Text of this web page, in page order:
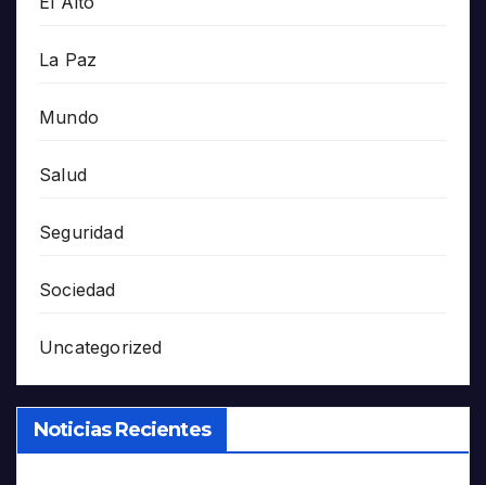
La Paz
Mundo
Salud
Seguridad
Sociedad
Uncategorized
Noticias Recientes